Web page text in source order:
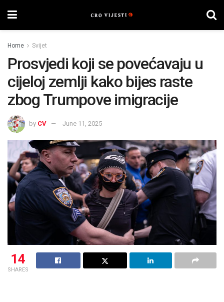
Home Svijet
Prosvjedi koji se povećavaju u
cijeloj zemlji kako bijes raste
zbog Trumpove imigracije
by CV June 11, 2025
14
SHARES